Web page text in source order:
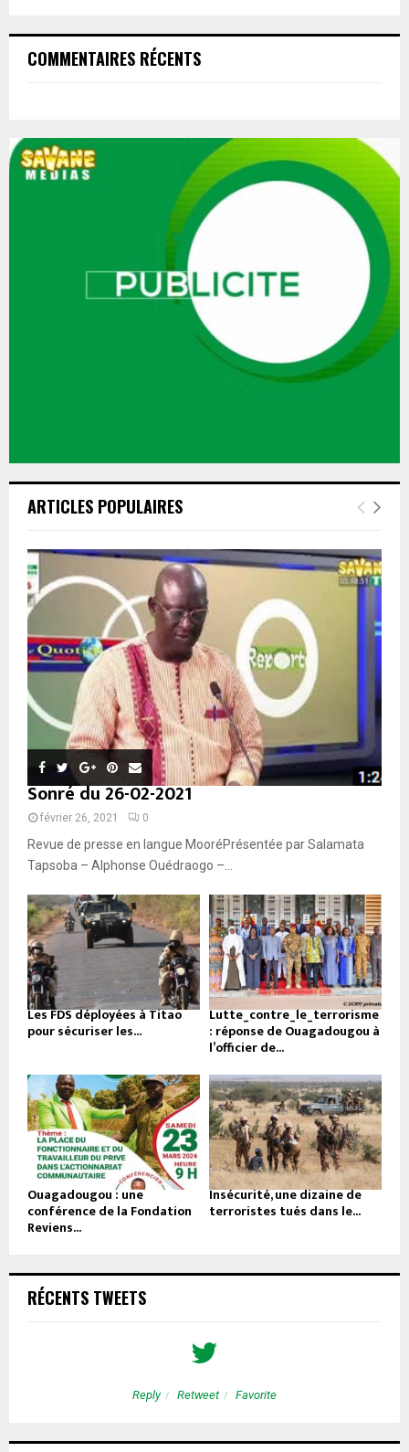
COMMENTAIRES RÉCENTS
ARTICLES POPULAIRES
Sonré du 26-02-2021
février 26, 2021 0
Revue de presse en langue MooréPrésentée par Salamata
Tapsoba – Alphonse Ouédraogo –...
Les FDS déployées à Titao
pour sécuriser les...
Lutte_contre_le_terrorisme
: réponse de Ouagadougou à
l’officier de...
Ouagadougou : une
conférence de la Fondation
Reviens...
Insécurité, une dizaine de
terroristes tués dans le...
RÉCENTS TWEETS
Reply Retweet Favorite